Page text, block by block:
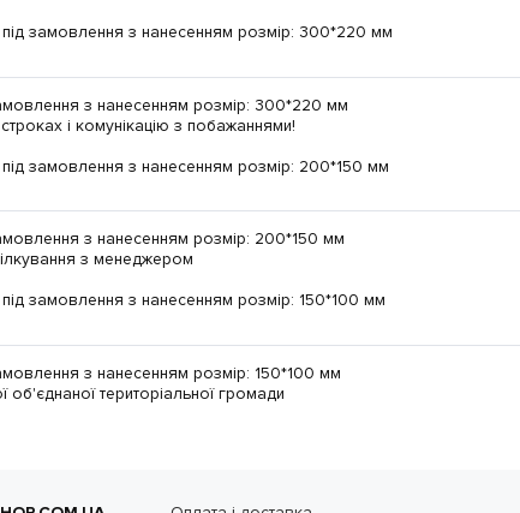
з нанесенням розмір: 300*220 мм
і комунікацію з побажаннями!
з нанесенням розмір: 200*150 мм
з менеджером
з нанесенням розмір: 150*100 мм
об'єднаної територіальної громади